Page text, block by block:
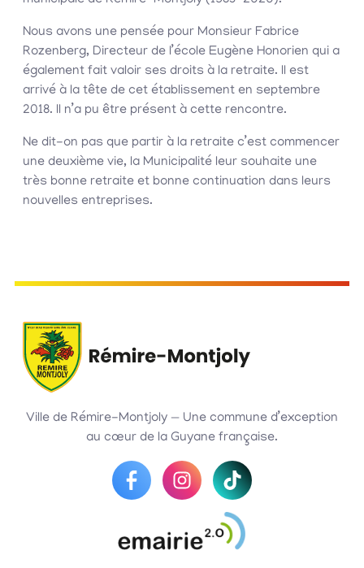
Nous avons une pensée pour Monsieur Fabrice
Rozenberg, Directeur de l’école Eugène Honorien qui a
également fait valoir ses droits à la retraite. Il est
arrivé à la tête de cet établissement en septembre
2018. Il n’a pu être présent à cette rencontre.
Ne dit-on pas que partir à la retraite c’est commencer
une deuxième vie, la Municipalité leur souhaite une
très bonne retraite et bonne continuation dans leurs
nouvelles entreprises.
Ville de Rémire-Montjoly — Une commune d’exception
au cœur de la Guyane française.